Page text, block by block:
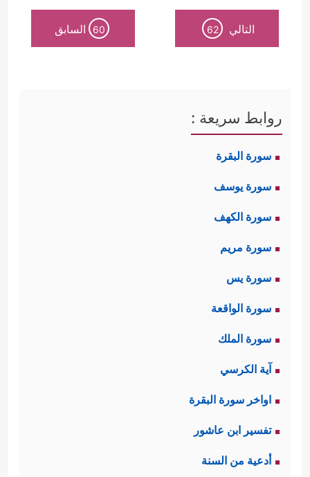
التالي 62
60 السابق
روابط سريعة :
سورة البقرة
سورة يوسف
سورة الكهف
سورة مريم
سورة يس
سورة الواقعة
سورة الملك
آية الكرسي
اواخر سورة البقرة
تفسير ابن عاشور
أدعية من السنة